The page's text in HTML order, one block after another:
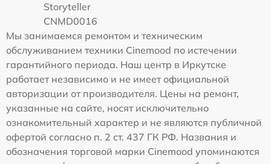
Storyteller
CNMD0016
Мы занимаемся ремонтом и техническим
обслуживанием техники Cinemood по истечении
гарантийного периода. Наш центр в Иркутске
работает независимо и не имеет официальной
авторизации от производителя. Цены на ремонт,
указанные на сайте, носят исключительно
ознакомительный характер и не являются публичной
офертой согласно п. 2 ст. 437 ГК РФ. Названия и
обозначения торговой марки Cinemood упоминаются